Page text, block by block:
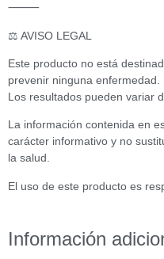
⸻
⚖️ AVISO LEGAL
Este producto no está
prevenir ninguna enfermedad.
Los resultados pueden variar
La información contenida en
carácter informativo y no
la salud.
El uso de este producto es
Información